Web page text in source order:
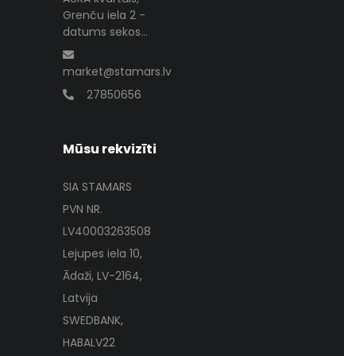
Grenču iela 2 -
datums sekos...
market@stamars.lv
27850656
Mūsu rekvizīti
SIA STAMARS
PVN NR.
LV40003263508
Lejupes iela 10,
Ādaži, LV-2164,
Latvija
SWEDBANK,
HABALV22